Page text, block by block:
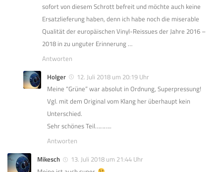
sofort von diesem Schrott befreit und möchte auch keine
Ersatzlieferung haben, denn ich habe noch die miserable
Qualität der europäischen Vinyl-Reissues der Jahre 2016 –
2018 in zu unguter Erinnerung …
Antworten
Holger
12. Juli 2018 um 20:19 Uhr
Meine “Grüne” war absolut in Ordnung, Superpressung!
Vgl. mit dem Original vom Klang her überhaupt kein
Unterschied.
Sehr schönes Teil………..
Antworten
Mikesch
13. Juli 2018 um 21:44 Uhr